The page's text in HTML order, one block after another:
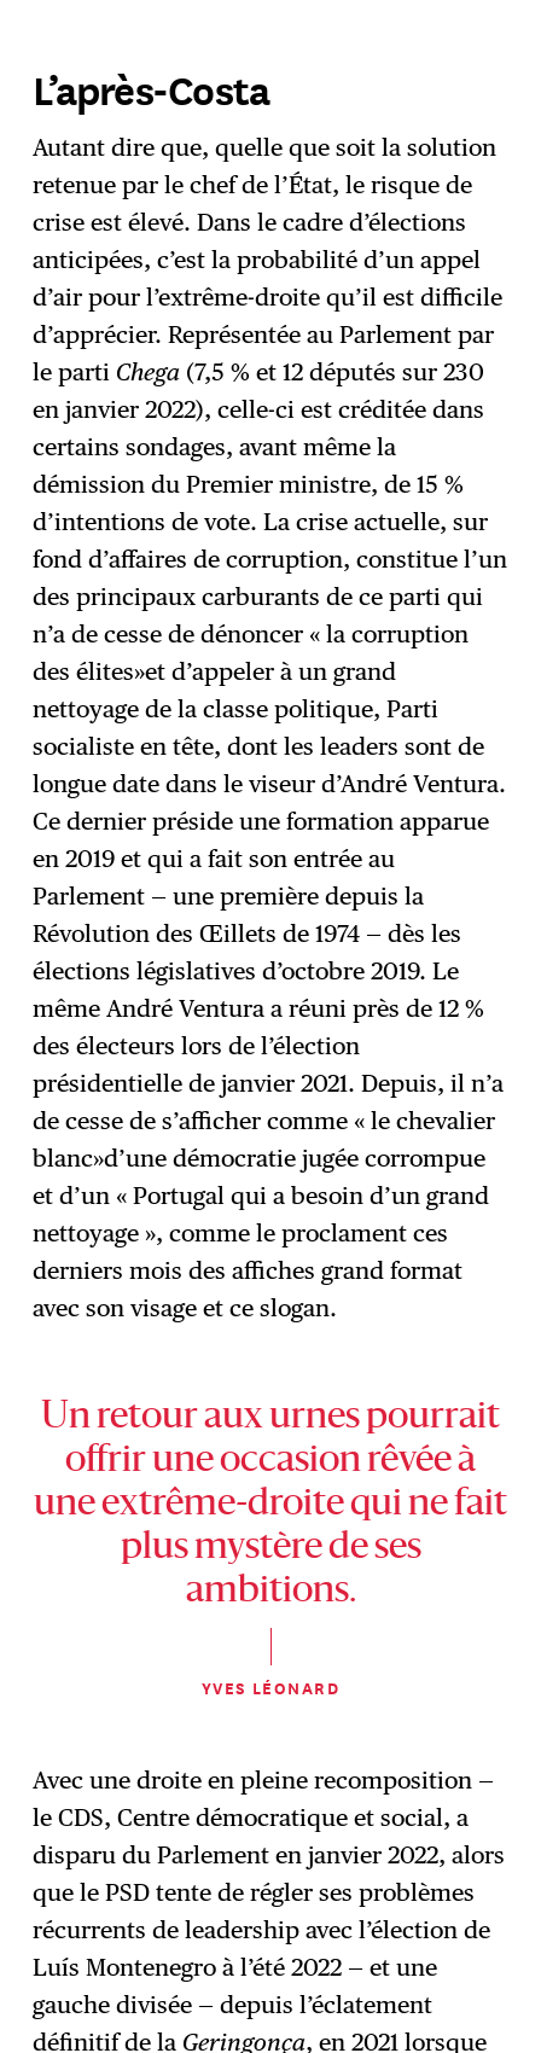
L’après-Costa
Autant dire que, quelle que soit la solution
retenue par le chef de l’État, le risque de
crise est élevé. Dans le cadre d’élections
anticipées, c’est la probabilité d’un appel
d’air pour l’extrême-droite qu’il est difficile
d’apprécier. Représentée au Parlement par
le parti Chega (7,5 % et 12 députés sur 230
en janvier 2022), celle-ci est créditée dans
certains sondages, avant même la
démission du Premier ministre, de 15 %
d’intentions de vote. La crise actuelle, sur
fond d’affaires de corruption, constitue l’un
des principaux carburants de ce parti qui
n’a de cesse de dénoncer « la corruption
des élites»et d’appeler à un grand
nettoyage de la classe politique, Parti
socialiste en tête, dont les leaders sont de
longue date dans le viseur d’André Ventura.
Ce dernier préside une formation apparue
en 2019 et qui a fait son entrée au
Parlement — une première depuis la
Révolution des Œillets de 1974 — dès les
élections législatives d’octobre 2019. Le
même André Ventura a réuni près de 12 %
des électeurs lors de l’élection
présidentielle de janvier 2021. Depuis, il n’a
de cesse de s’afficher comme « le chevalier
blanc»d’une démocratie jugée corrompue
et d’un « Portugal qui a besoin d’un grand
nettoyage », comme le proclament ces
derniers mois des affiches grand format
avec son visage et ce slogan.
Un retour aux urnes pourrait
offrir une occasion rêvée à
une extrême-droite qui ne fait
plus mystère de ses
ambitions.
YVES LÉONARD
Avec une droite en pleine recomposition —
le CDS, Centre démocratique et social, a
disparu du Parlement en janvier 2022, alors
que le PSD tente de régler ses problèmes
récurrents de leadership avec l’élection de
Luís Montenegro à l’été 2022 — et une
gauche divisée — depuis l’éclatement
définitif de la Geringonça, en 2021 lorsque